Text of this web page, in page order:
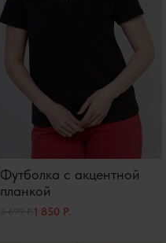
Футболка с акцентной
планкой
1 850 Р.